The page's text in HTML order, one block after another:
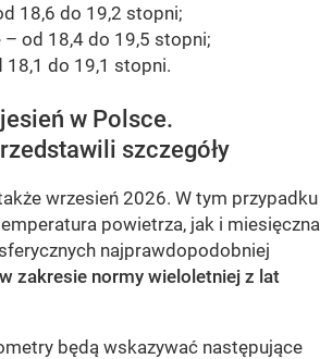
18,6 do 19,2 stopni;
– od 18,4 do 19,5 stopni;
do 19,1 stopni.
w Polsce.
szczegóły
wrzesień 2026. W tym przypadku
powietrza, jak i miesięczna
najprawdopodobniej
zakresie normy wieloletniej z lat
będą wskazywać następujące